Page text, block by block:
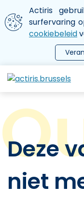
Aller au contenu
We gebruiken
Actiris
surfervaring
cookiebeleid
le menu
Deze
niet